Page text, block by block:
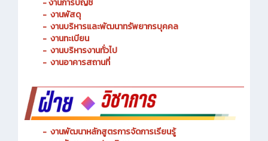
-งานการเงิน
- งานการบัญชี
- งานพัสดุ
- งานบริหารและพัฒนาทรัพยากรบุคคล
- งานทะเบียน
- งานบริหารงานทั่วไป